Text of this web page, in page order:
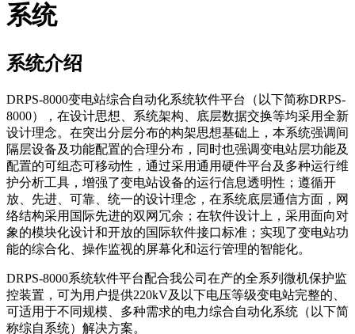
系统
系统介绍
DRPS-8000变电站综合自动化系统软件平台（以下简称DRPS-
8000），在设计思想、系统架构、底层数据交换等均采用全新
设计理念。在突出分层分布的构架思想基础上，本系统强调间
隔层设备及功能配置的合理分布，同时也强调变电站层功能及
配置的可组态可移动性，通过采用通用硬件平台及多种运行维
护分析工具，增强了变电站设备的运行信息透明性；遵循开
放、先进、可靠、统一的设计理念，在系统底层通信方面，网
络结构采用国际先进的双网冗余；在软件设计上，采用面向对
象的模块化设计和开放的国际软件接口标准；实现了变电站功
能的综合化、操作监视的屏幕化和运行管理的智能化。
DRPS-8000系统软件平台配合我公司在产的全系列微机保护监
控装置，可为用户提供220kV及以下电压等级变电站完整的、
可适用于不同规模、多种需求的电力综合自动化系统（以下简
称综自系统）解决方案。